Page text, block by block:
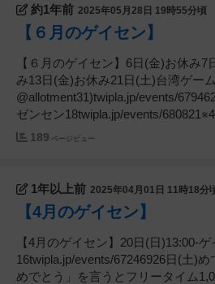
約1年前 2025年05月28日 19時55分頃
【６月のゲイセン】
【６月のゲイセン】6日(金)お休み7
み13日(金)お休み21日(土)台湾ゲー
@allotment31)twipla.jp/events/
ゼンセン18twipla.jp/events/
189 ページビュー
1年以上前 2025年04月01日 11時18分
【4月のゲイセン】
【4月のゲイセン】20日(日)13:00-
16twipla.jp/events/67246926日(土)
めでとう」を言うとフリータイム